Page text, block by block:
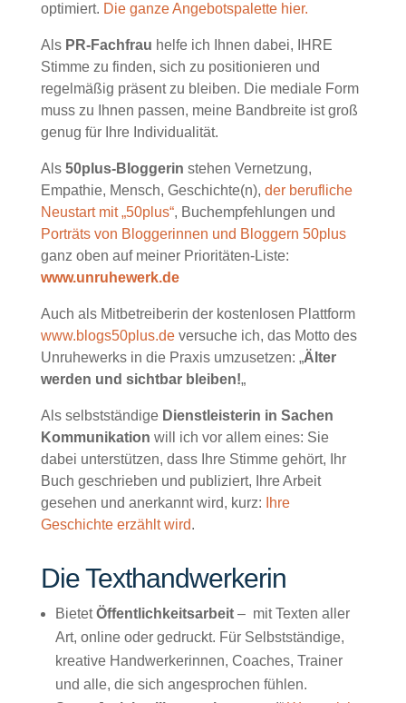
optimiert. Die ganze Angebotspalette hier.
Als PR-Fachfrau helfe ich Ihnen dabei, IHRE
Stimme zu finden, sich zu positionieren und
regelmäßig präsent zu bleiben. Die mediale Form
muss zu Ihnen passen, meine Bandbreite ist groß
genug für Ihre Individualität.
Als 50plus-Bloggerin stehen Vernetzung,
Empathie, Mensch, Geschichte(n), der berufliche
Neustart mit „50plus“, Buchempfehlungen und
Porträts von Bloggerinnen und Bloggern 50plus
ganz oben auf meiner Prioritäten-Liste:
www.unruhewerk.de
Auch als Mitbetreiberin der kostenlosen Plattform
www.blogs50plus.deversuche ich, das Motto des
Unruhewerks in die Praxis umzusetzen: „Älter
werden und sichtbar bleiben!„
Als selbstständige Dienstleisterin in Sachen
Kommunikation will ich vor allem eines: Sie
dabei unterstützen, dass Ihre Stimme gehört, Ihr
Buch geschrieben und publiziert, Ihre Arbeit
gesehen und anerkannt wird, kurz: Ihre
Geschichte erzählt wird.
Die Texthandwerkerin
BietetÖffentlichkeitsarbeit– mit Texten aller
Art, online oder gedruckt. Für Selbstständige,
kreative Handwerkerinnen, Coaches, Trainer
und alle, die sich angesprochen fühlen.